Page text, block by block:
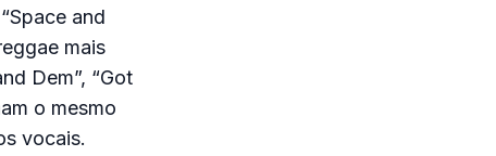
and
mais
Dem”, “Got
o mesmo
vocais.